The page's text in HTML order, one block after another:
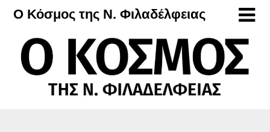
Μετάβαση
περιεχόμενο
Ο Κόσμος της Ν. Φιλαδέλφειας